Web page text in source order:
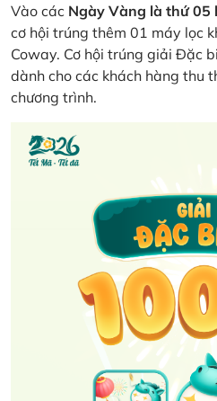
Vào các Ngày Vàng là thứ 05
cơ hội trúng thêm 01 máy lọc
Coway. Cơ hội trúng giải Đặc
dành cho các khách hàng thu
chương trình.